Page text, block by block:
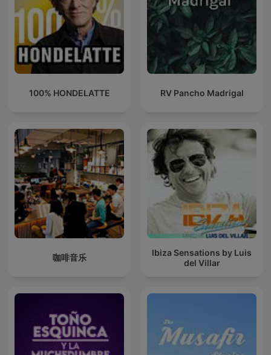
100% HONDELATTE RV Pancho Madrigal
咖啡音乐
Ibiza Sensations by Luis
del Villar